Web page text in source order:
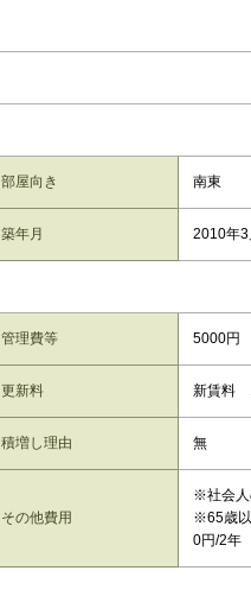
部屋向き 南東
築年月 2010年3
管理費等 5000円
更新料 新賃料
積増し理由 無
その他費用
※社会人
※65歳以
0円/2年